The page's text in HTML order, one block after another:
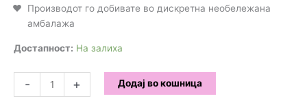
Производот го добивате во дискретна необележана
амбалажа
Достапност: На залиха
-
Стаклено
Дилдо
+ Додај во кошница